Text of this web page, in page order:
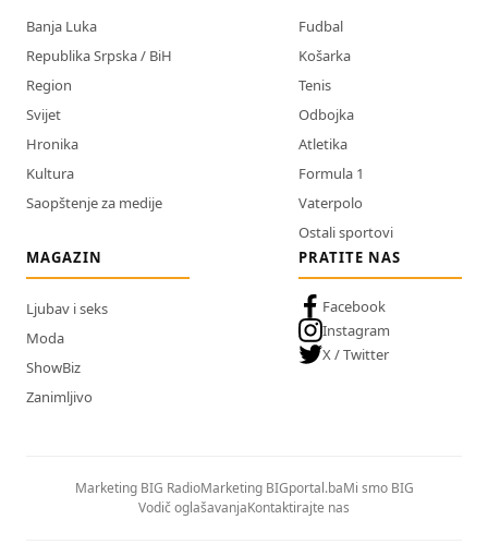
Banja Luka
Republika Srpska / BiH
Region
Svijet
Hronika
Kultura
Saopštenje za medije
Fudbal
Košarka
Tenis
Odbojka
Atletika
Formula 1
Vaterpolo
Ostali sportovi
MAGAZIN
Ljubav i seks
Moda
ShowBiz
Zanimljivo
PRATITE NAS
Facebook
Instagram
X / Twitter
Marketing BIG RadioMarketing BIGportal.baMi smo BIG
Vodič oglašavanjaKontaktirajte nas